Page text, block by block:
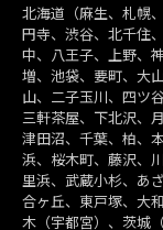
北海道（麻生、札幌
円寺、渋谷、北千住
中、八王子、上野、
増、池袋、要町、大
山、二子玉川、四ツ
三軒茶屋、下北沢、
津田沼、千葉、柏、
浜、桜木町、藤沢、
里浜、武蔵小杉、あ
合ヶ丘、東戸塚、大
木（宇都宮）、茨城